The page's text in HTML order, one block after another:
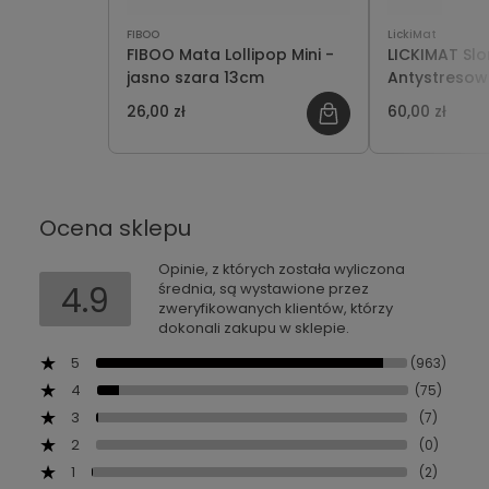
FIBOO
FIBOO Mata Lollipop Mini -
jasno szara 13cm
26,00 zł
LickiMat
LICKIMAT
Lizania dla
60,00 zł
Ocena sklepu
4.9
Opinie, z których została wyliczona
średnia, są wystawione przez
zweryfikowanych klientów, którzy
dokonali zakupu w sklepie.
5
(963)
4 (75)
3 (7)
2 (0)
1 (2)